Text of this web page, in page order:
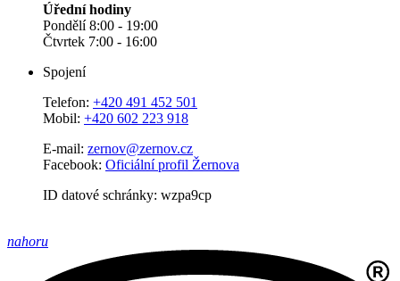
Úřední hodiny
Pondělí 8:00 - 19:00
Čtvrtek 7:00 - 16:00
Spojení
Telefon: +420 491 452 501
Mobil: +420 602 223 918
E-mail: zernov@zernov.cz
Facebook: Oficiální profil Žernova
ID datové schránky: wzpa9cp
nahoru